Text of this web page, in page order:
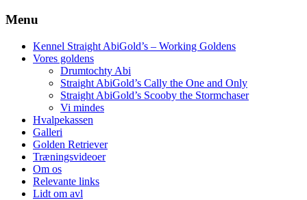
Menu
Kennel Straight AbiGold’s – Working Goldens
Vores goldens
Drumtochty Abi
Straight AbiGold’s Cally the One and Only
Straight AbiGold’s Scooby the Stormchaser
Vi mindes
Hvalpekassen
Galleri
Golden Retriever
Træningsvideoer
Om os
Relevante links
Lidt om avl